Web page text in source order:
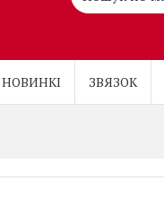
НОВИНКІ ЗВЯЗОК